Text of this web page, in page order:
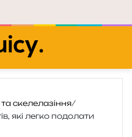
скелелазіння/
які легко подолати